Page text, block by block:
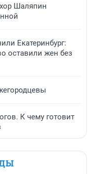
Шаляпин
Екатеринбург:
оставили жен без
К чему готовит